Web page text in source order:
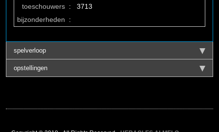
toeschouwers :
3713
bijzonderheden
:
spelverloop
opstellingen